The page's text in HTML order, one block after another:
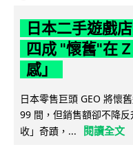
日本二手遊戲
四成 "懷舊"在
感」
日本零售巨頭 GEO 將懷
99 間，但銷售額卻不降
收」奇蹟，...
閱讀全文